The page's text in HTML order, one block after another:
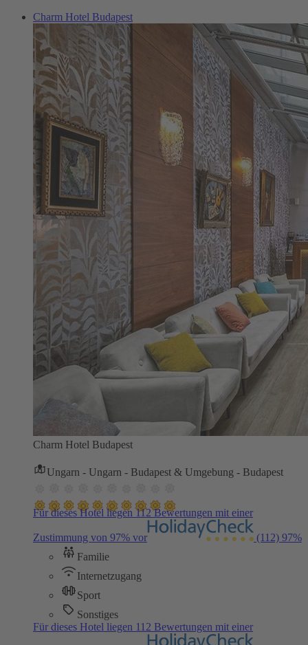
Charm Hotel Budapest
Charm Hotel Budapest
Ungarn - Ungarn - Budapest & Umgebung - Budapest
Für dieses Hotel liegen 112 Bewertungen mit einer
Zustimmung von 97% vor (112) 97%
Familie
Internetzugang
Sport
Sonstiges
Für dieses Hotel liegen 112 Bewertungen mit einer